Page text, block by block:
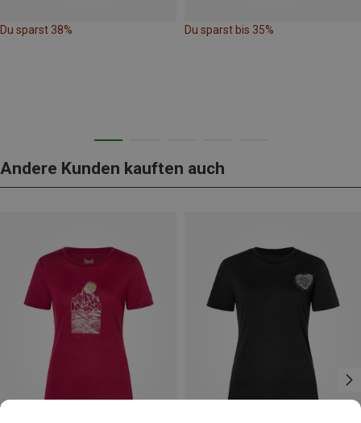
Du sparst 38% Du sparst bis 35%
Andere Kunden kauften auch